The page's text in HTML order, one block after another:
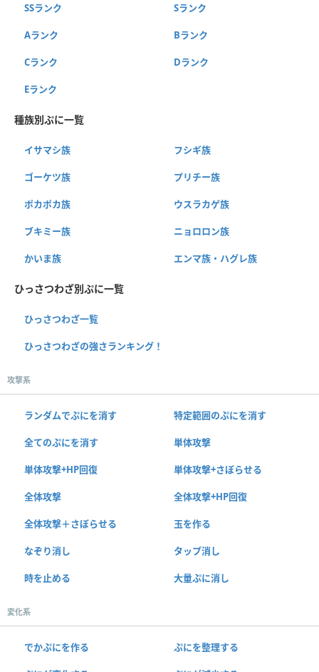
SSランク Sランク
Aランク Bランク
Cランク Dランク
Eランク
種族別ぷに一覧
イサマシ族 フシギ族
ゴーケツ族 プリチー族
ポカポカ族 ウスラカゲ族
ブキミー族 ニョロロン族
かいま族 エンマ族・ハグレ族
ひっさつわざ別ぷに一覧
ひっさつわざ一覧
ひっさつわざの強さランキング！
攻撃系
ランダムでぷにを消す 特定範囲のぷにを消す
全てのぷにを消す 単体攻撃
単体攻撃+HP回復 単体攻撃+さぼらせる
全体攻撃 全体攻撃+HP回復
全体攻撃＋さぼらせる 玉を作る
なぞり消し タップ消し
時を止める 大量ぷに消し
変化系
でかぷにを作る ぷにを整理する